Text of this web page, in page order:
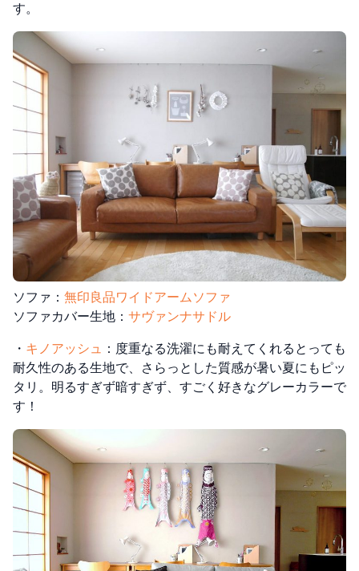
す。
ソファ： 無印良品ワイドアームソファ
ソファカバー生地： サヴァンナサドル
・ キノアッシュ ：度重なる洗濯にも耐えてくれるとっても
耐久性のある生地で、さらっとした質感が暑い夏にもピッ
タリ。明るすぎず暗すぎず、すごく好きなグレーカラーで
す！